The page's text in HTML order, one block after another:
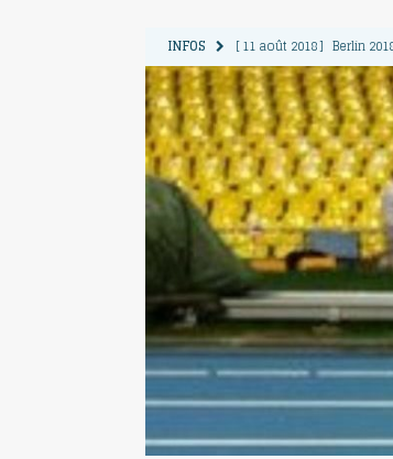
INFOS [ 11 août 2018 ] Berlin
[ 10 août 2018 ] Berlin
[ 9 août 2018 ] Berlin
[ 13 août 2018 ] Berlin
[ 12 août 2018 ] Berlin